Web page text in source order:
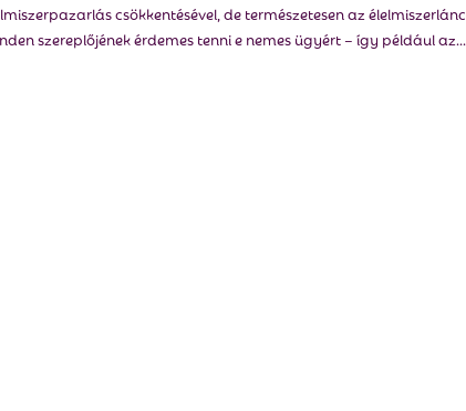
csökkentésével, de természetesen az élelmiszerlánc
szereplőjének érdemes tenni e nemes ügyért – így például az...